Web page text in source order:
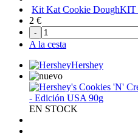
Kit Kat Cookie DoughKIT
2 €
-
A la cesta
Hershey
EN STOCK